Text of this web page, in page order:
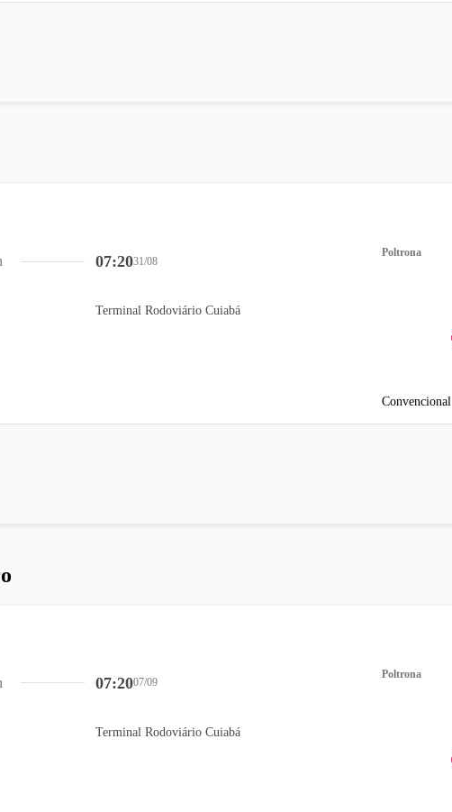
07:2031/08
Terminal Rodoviário Cuiabá
Poltrona
Convencional
07:2007/09
Terminal Rodoviário Cuiabá
Poltrona